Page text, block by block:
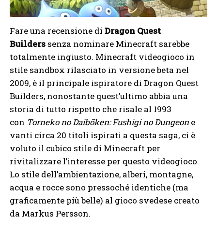
Fare una recensione di Dragon Quest
Builders senza nominare Minecraft sarebbe
totalmente ingiusto. Minecraft videogioco in
stile sandbox rilasciato in versione beta nel
2009, è il principale ispiratore di Dragon Quest
Builders, nonostante quest’ultimo abbia una
storia di tutto rispetto che risale al 1993
con Torneko no Daibōken: Fushigi no Dungeon e
vanti circa 20 titoli ispirati a questa saga, ci è
voluto il cubico stile di Minecraft per
rivitalizzare l’interesse per questo videogioco.
Lo stile dell’ambientazione, alberi, montagne,
acqua e rocce sono pressoché identiche (ma
graficamente più belle) al gioco svedese creato
da Markus Persson.